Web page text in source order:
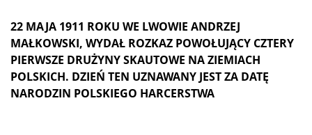
22 MAJA 1911 ROKU WE LWOWIE ANDRZEJ
MAŁKOWSKI, WYDAŁ ROZKAZ POWOŁUJĄCY CZTERY
PIERWSZE DRUŻYNY SKAUTOWE NA ZIEMIACH
POLSKICH. DZIEŃ TEN UZNAWANY JEST ZA DATĘ
NARODZIN POLSKIEGO HARCERSTWA